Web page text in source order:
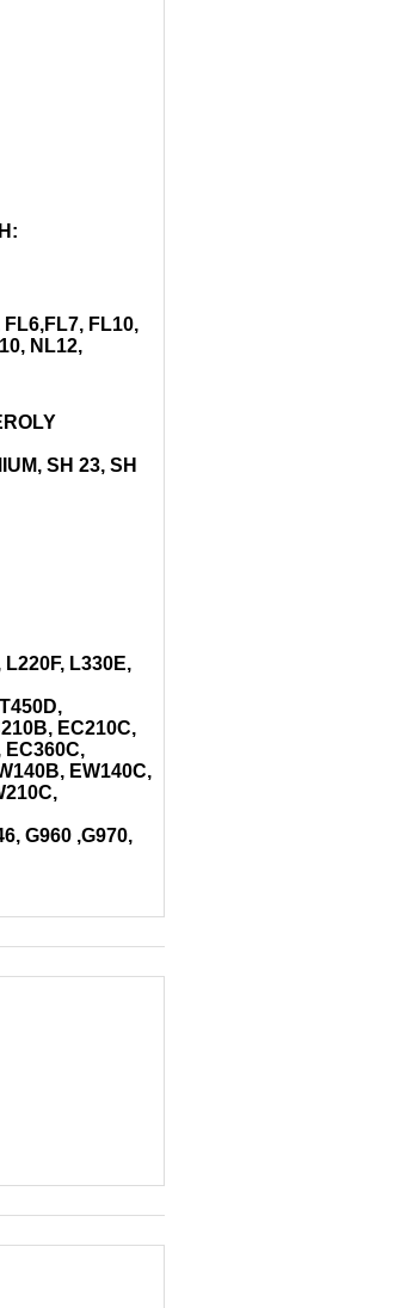
FL6,FL7, FL10,
NL12,
SH 23, SH
L330E,
EC210C,
EC360C,
EW140C,
G960 ,G970,